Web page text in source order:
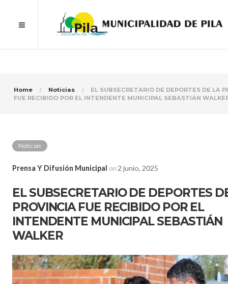
Home Noticias
EL SUBSECRETARIO DE DEPORTES DE LA
FUE RECIBIDO POR EL INTENDENTE MUNICIPAL SEBASTIÁN
Noticias
Prensa Y Difusión Municipal on2 junio, 2025
EL SUBSECRETARIO DE DEPORTES
PROVINCIA FUE RECIBIDO POR EL
INTENDENTE MUNICIPAL SEBASTIÁN
WALKER